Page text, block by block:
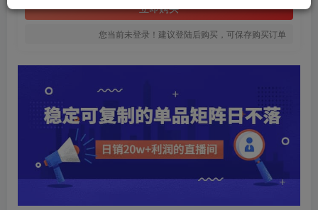
立即购买
您当前未登录！建议登陆后购买，可保存购买订单